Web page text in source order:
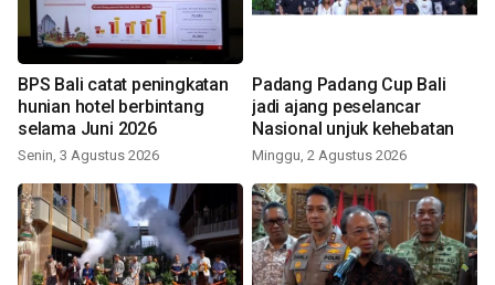
BPS Bali catat peningkatan
hunian hotel berbintang
selama Juni 2026
Senin, 3 Agustus 2026
Padang Padang Cup Bali
jadi ajang peselancar
Nasional unjuk kehebatan
Minggu, 2 Agustus 2026